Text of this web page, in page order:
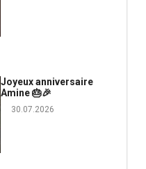
Joyeux anniversaire
Amine 🎂🎉
30.07.2026